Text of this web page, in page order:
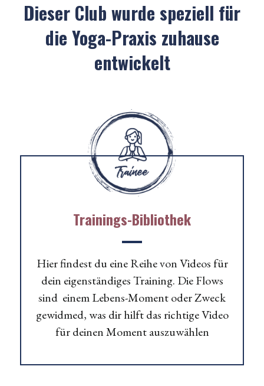
Dieser Club wurde speziell für
die Yoga-Praxis zuhause
entwickelt
Trainings-Bibliothek
Hier findest du eine Reihe von Videos für
dein eigenständiges Training. Die Flows
sind einem Lebens-Moment oder Zweck
gewidmed, was dir hilft das richtige Video
für deinen Moment auszuwählen